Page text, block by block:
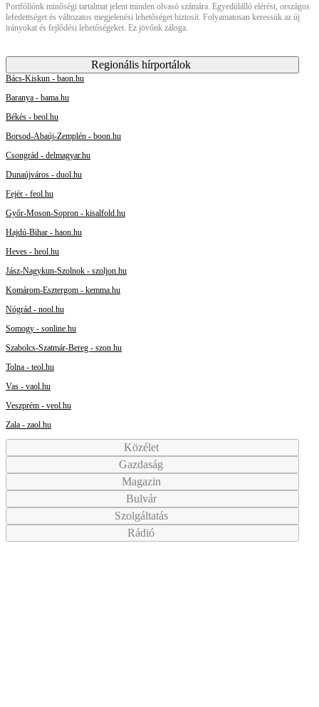
Portfóliónk minőségi tartalmat jelent minden olvasó számára. Egyedülálló elérést, országos
lefedettséget és változatos megjelenési lehetőséget biztosít. Folyamatosan keressük az új
irányokat és fejlődési lehetőségeket. Ez jövőnk záloga.
Regionális hírportálok
Bács-Kiskun - baon.hu
Baranya - bama.hu
Békés - beol.hu
Borsod-Abaúj-Zemplén - boon.hu
Csongrád - delmagyar.hu
Dunaújváros - duol.hu
Fejér - feol.hu
Győr-Moson-Sopron - kisalfold.hu
Hajdú-Bihar - haon.hu
Heves - heol.hu
Jász-Nagykun-Szolnok - szoljon.hu
Komárom-Esztergom - kemma.hu
Nógrád - nool.hu
Somogy - sonline.hu
Szabolcs-Szatmár-Bereg - szon.hu
Tolna - teol.hu
Vas - vaol.hu
Veszprém - veol.hu
Zala - zaol.hu
Közélet
Gazdaság
Magazin
Bulvár
Szolgáltatás
Rádió